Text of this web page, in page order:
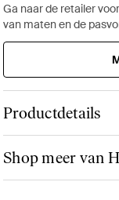
Ga naar de retailer
van maten en de
Productdetails
Shop meer van